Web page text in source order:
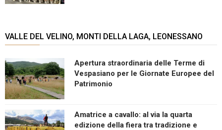
VALLE DEL VELINO, MONTI DELLA LAGA, LEONESSANO
Apertura straordinaria delle Terme di
Vespasiano per le Giornate Europee del
Patrimonio
Amatrice a cavallo: al via la quarta
edizione della fiera tra tradizione e